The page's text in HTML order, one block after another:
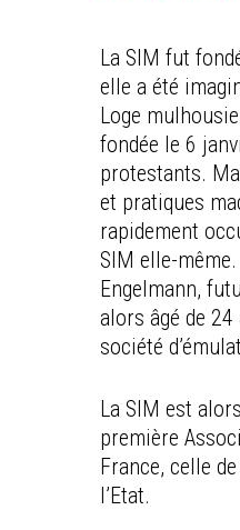
La SIM fut
elle a été
Loge
fondée le 6
protestants.
et pratiques
rapidement
SIM elle-
Engelmann,
alors âgé de 24
société
La SIM est
première
France, celle
l’Etat.